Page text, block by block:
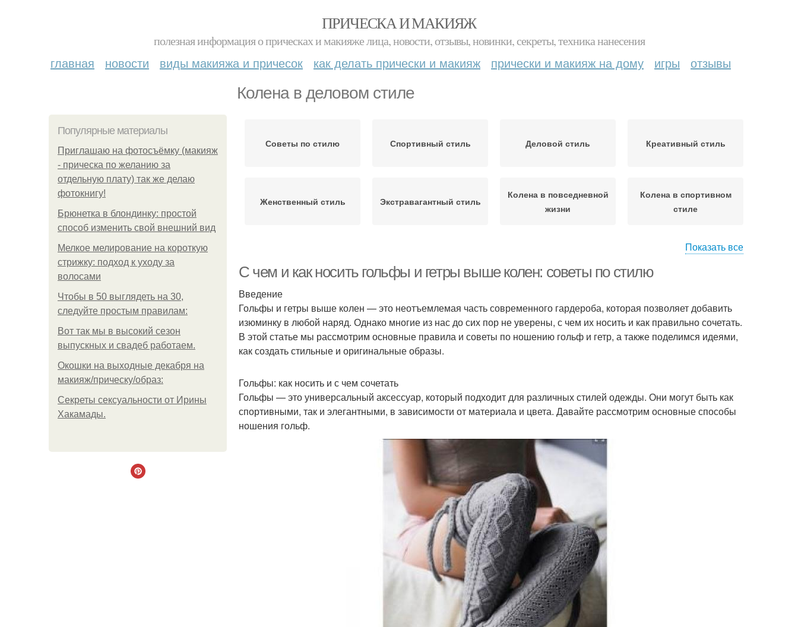
ПРИЧЕСКА И МАКИЯЖ
полезная информация о прическах и макияже лица, новости, отзывы, новинки, секреты, техника нанесения
главная новости виды макияжа и причесок как делать прически и макияж прически и макияж на дому игры отзывы
Колена в деловом стиле
Популярные материалы
Приглашаю на фотосъёмку (макияж
- прическа по желанию за
отдельную плату) так же делаю
фотокнигу!
Брюнетка в блондинку: простой
способ изменить свой внешний вид
Мелкое мелирование на короткую
стрижку: подход к уходу за
волосами
Чтобы в 50 выглядеть на 30,
следуйте простым правилам:
Вот так мы в высокий сезон
выпускных и свадеб работаем.
Окошки на выходные декабря на
макияж/прическу/образ:
Секреты сексуальности от Ирины
Хакамады.
Советы по стилю Спортивный стиль Деловой стиль Креативный стиль
Женственный стиль Экстравагантный стиль
Колена в повседневной
жизни
Колена в спортивном
стиле
романтическом стиле
стиле
сезоны
Колена в официальной
обстановке
Показать все
С чем и как носить гольфы и гетры выше колен: советы по стилю
Введение
Гольфы и гетры выше колен — это неотъемлемая часть современного гардероба, которая позволяет добавить
изюминку в любой наряд. Однако многие из нас до сих пор не уверены, с чем их носить и как правильно сочетать.
В этой статье мы рассмотрим основные правила и советы по ношению гольф и гетр, а также поделимся идеями,
как создать стильные и оригинальные образы.
Гольфы: как носить и с чем сочетать
Гольфы — это универсальный аксессуар, который подходит для различных стилей одежды. Они могут быть как
спортивными, так и элегантными, в зависимости от материала и цвета. Давайте рассмотрим основные способы
ношения гольф.